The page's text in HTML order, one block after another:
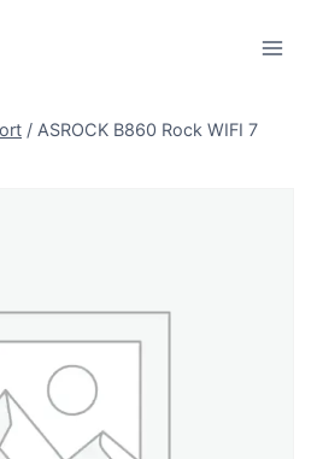
/ ASROCK B860 Rock WIFI 7